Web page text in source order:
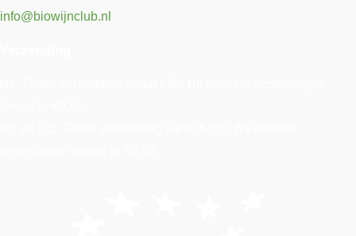
info@biowijnclub.nl